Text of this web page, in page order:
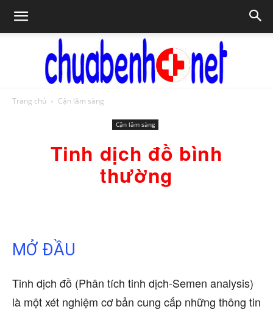
Trang chủ Cận lâm sàng
Cận lâm sàng
Tinh dịch đồ bình
thường
MỞ ĐẦU
Tinh dịch đồ (Phân tích tinh dịch-Semen analysis)
là một xét nghiệm cơ bản cung cấp những thông tin